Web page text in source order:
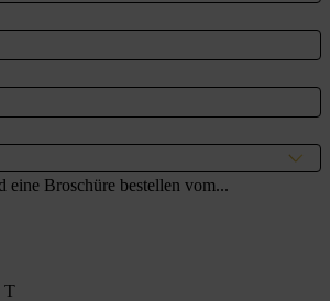
eine Broschüre bestellen vom...
T